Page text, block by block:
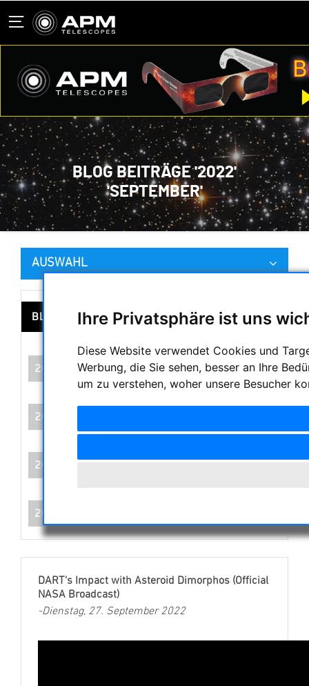
Ihre Privatsphäre ist uns
Diese Website verwendet Cookies und
Werbung, die Sie sehen, besser an Ihre
um zu verstehen, woher unsere Besucher
BLOG BEITRÄGE '2022'
'SEPTEMBER'
AUSWAHL
BLOG ARCHIVE
2025
2024
2023
2022
DART's Impact with Asteroid Dimorphos (Official
NASA Broadcast)
-Dienstag, 27. September 2022